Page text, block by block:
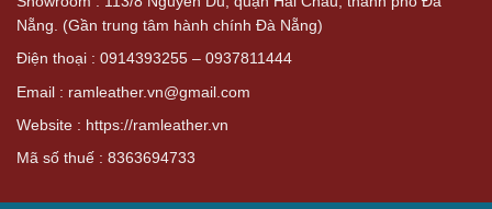
Nẵng. (Gần trung tâm hành chính Đà Nẵng)
Điện thoại : 0914393255 – 0937811444
Email : ramleather.vn@gmail.com
Website : https://ramleather.vn
Mã số thuế : 8363694733